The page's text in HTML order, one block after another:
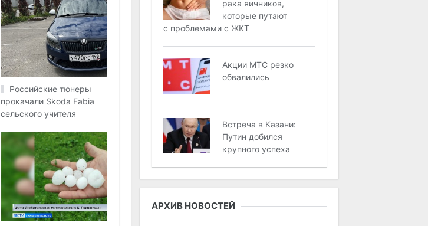
Российские тюнеры
прокачали Skoda Fabia
сельского учителя
рака яичников,
которые путают
с проблемами с ЖКТ
Акции МТС резко
обвалились
Встреча в Казани:
Путин добился
крупного успеха
АРХИВ НОВОСТЕЙ